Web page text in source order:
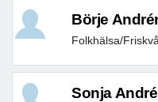
Börje
Folkhälsa/
Sonja